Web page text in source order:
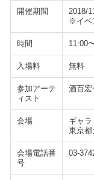
開催期間
2018/
※イベ
時間 11:00
入場料 無料
参加アーテ
ィスト
酒百宏
会場
ギャ
東京都
会場電話番
号
03-